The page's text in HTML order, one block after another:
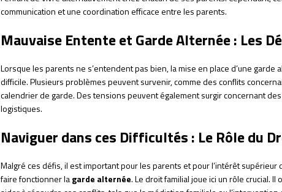
communication et une coordination efficace entre les parents.
Mauvaise Entente et Garde Alternée : Les
Lorsque les parents ne s’entendent pas bien, la mise en place d’une
difficile. Plusieurs problèmes peuvent survenir, comme des conflits
calendrier de garde. Des tensions peuvent également surgir concernant
logistiques.
Naviguer dans ces Difficultés : Le Rôle du
Malgré ces défis, il est important pour les parents et pour l’intérêt
faire fonctionner lagarde alternée. Le droit familial joue ici un rôle crucial.